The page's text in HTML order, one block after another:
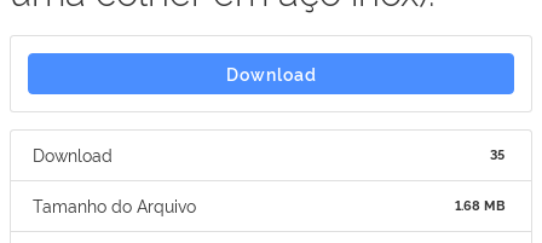
Download
Download 35
Tamanho do Arquivo 1.68 MB